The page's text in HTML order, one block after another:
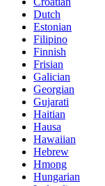
Dutch
Estonian
Filipino
Finnish
Frisian
Galician
Georgian
Gujarati
Haitian
Hausa
Hawaiian
Hebrew
Hmong
Hungarian